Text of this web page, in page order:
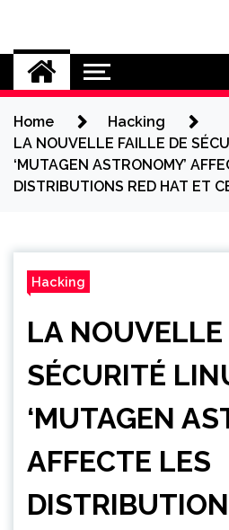
content
Cybersecurity News
Home
Hacking
LA NOUVELLE FAILLE DE
‘MUTAGEN ASTRONOMY’
DISTRIBUTIONS RED HAT ET
Hacking
LA NOUVELLE
SÉCURITÉ
‘MUTAGEN
AFFECTE LES